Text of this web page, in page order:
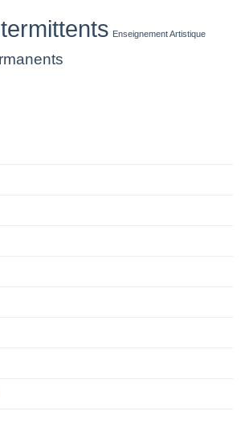
leur
des
Enseignement Artistique